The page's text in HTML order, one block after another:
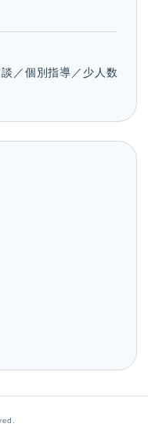
／個別指導／少人数